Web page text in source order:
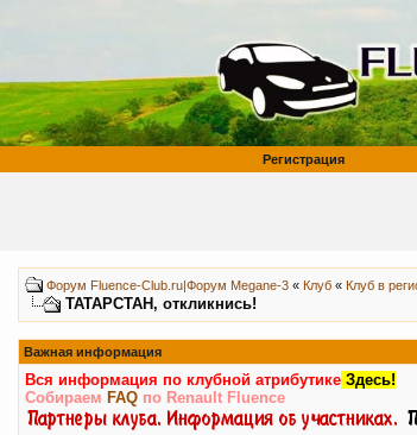
Регистрация
Форум Fluence-Club.ru|Форум Megane-3 « Клуб « Клуб в
ТАТАРСТАН, откликнись!
Важная информация
Вся информация по клубной атрибутике Здесь!
Собираем FAQ по Renault Fluence